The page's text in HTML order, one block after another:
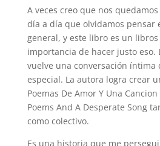
A veces creo que nos
día a día que olvidamos pensar
general, y este libro es un
importancia de hacer justo eso.
vuelve una conversación íntima
especial. La autora logra crear
Poemas De Amor Y Una
Poems And A Desperate Song
como colectivo.
Es una historia que me